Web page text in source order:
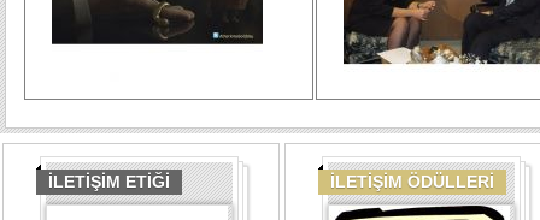
İLETİŞİM ETİĞİ İLETİŞİM ÖDÜLLERİ